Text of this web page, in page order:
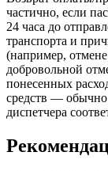
частично, если
24 часа до
транспорта и
(например,
добровольной
понесенных
средств — обычно
диспетчера